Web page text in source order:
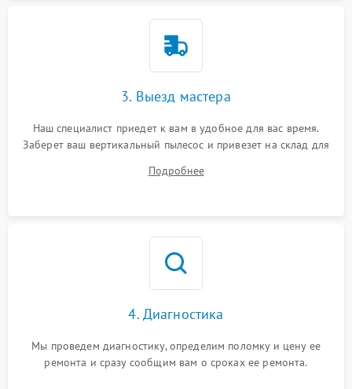
3. Выезд мастера
Наш специалист приедет к вам в удобное для вас время.
Заберет ваш вертикальный пылесос и привезет на склад для
Подробнее
4. Диагностика
Мы проведем диагностику, определим поломку и цену ее
ремонта и сразу сообщим вам о сроках ее ремонта.